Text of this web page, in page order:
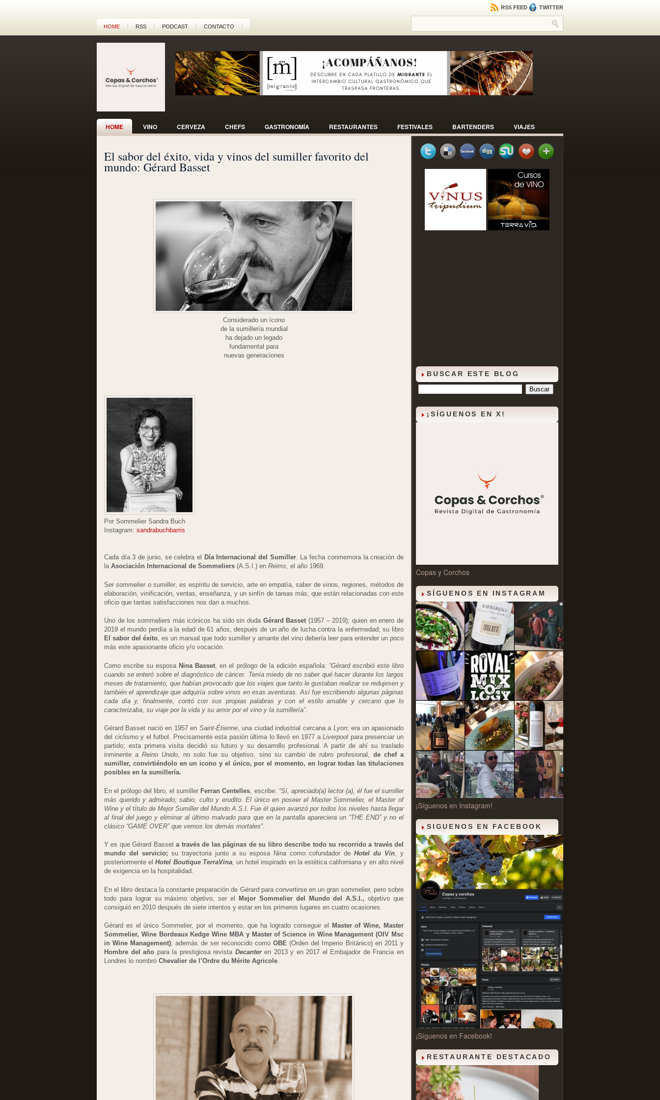
HOME RSS PODCAST CONTACTO
RSS FEED TWITTER
HOME VINO CERVEZA CHEFS GASTRONOMÍA RESTAURANTES FESTIVALES BARTENDERS VIAJES
El sabor del éxito, vida y vinos del sumiller favorito del
mundo: Gérard Basset
Considerado un ícono
de la sumillería mundial
ha dejado un legado
fundamental para
nuevas generaciones
Por Sommelier Sandra Buch
Instagram: sandrabuchbarris
Cada día 3 de junio, se celebra el Día Internacional del Sumiller. La fecha conmemora la creación de
la Asociación Internacional de Sommeliers (A.S.I.) en Reims, el año 1969.
Sersommeliero sumiller, es espíritu de servicio, arte en empatía, saber de vinos, regiones, métodos de
elaboración, vinificación, ventas, enseñanza, y un sinfín de tareas más, que están relacionadas con este
oficio que tantas satisfacciones nos dan a muchos.
Uno de los sommeliers más icónicos ha sido sin duda Gérard Basset (1957 – 2019); quien en enero de
2019 el mundo perdía a la edad de 61 años, después de un año de lucha contra la enfermedad; su libro
El sabor del éxito, es un manual que todo sumiller y amante del vino debería leer para entender un poco
más este apasionante oficio y/o vocación.
Como escribe su esposa Nina Basset , en el prólogo de la edición española: “Gérard escribió este libro
cuando se enteró sobre el diagnóstico de cáncer. Tenía miedo de no saber qué hacer durante los largos
meses de tratamiento, que habían provocado que los viajes que tanto le gustaban realizar se redujesen y
también el aprendizaje que adquiría sobre vinos en esas aventuras. Así fue escribiendo algunas páginas
cada día y, finalmente, contó con sus propias palabras y con el estilo amable y cercano que lo
caracterizaba, su viaje por la vida y su amor por el vino y la sumillería”.
Gérard Basset nació en 1957 en Saint-Étienne, una ciudad industrial cercana a Lyon; era un apasionado
del ciclismo y el futbol. Precisamente esta pasión última lo llevó en 1977 aLiverpool para presenciar un
partido; esta primera visita decidió su futuro y su desarrollo profesional. A partir de ahí su traslado
inminente aReino Unido, no solo fue su objetivo, sino su cambio de rubro profesional, de chef a
sumiller, convirtiéndolo en un icono y el único, por el momento, en lograr todas las titulaciones
posibles en la sumillería.
En el prólogo del libro, el sumiller Ferran Centelles , escribe: “Sí, apreciado(a) lector (a), él fue el sumiller
más querido y admirado; sabio, culto y erudito. El único en poseer el Master Sommelier, el Master of
Wine y el título de Mejor Sumiller del Mundo A.S.I. Fue él quien avanzó por todos los niveles hasta llegar
al final del juego y eliminar al último malvado para que en la pantalla apareciera un “THE END” y no el
clásico “GAME OVER” que vemos los demás mortales”.
Y es que Gérard Basseta través de las páginas de su libro describe todo su recorrido a través del
mundo del servicio; su trayectoria junto a su esposa Nina como cofundador de Hotel du Vin, y
posteriormente elHotel Boutique TerraVina, un hotel inspirado en la estética californiana y en alto nivel
de exigencia en la hospitalidad.
En el libro destaca la constante preparación de Gérard para convertirse en un gran sommelier, pero sobre
todo para lograr su máximo objetivo, ser el Mejor Sommelier del Mundo del A.S.I., objetivo que
consiguió en 2010 después de siete intentos y estar en los primeros lugares en cuatro ocasiones.
Gérard es el único Sommelier, por el momento, que ha logrado conseguir el
Master of Wine, Master
Sommelier, Wine Bordeaux Kedge Wine MBA y Master of Science in Wine Management (OIV Msc
in Wine Management); además de ser reconocido comoOBE (Orden del Imperio Británico) en 2011 y
Hombre del año para la prestigiosa revista Decanteren 2013 y en 2017 el Embajador de Francia en
Londres lo nombró Chevalier de l’Ordre du Mérite Agricole.
BUSCAR ESTE BLOG
¡SÍGUENOS EN X!
Copas y Corchos
SÍGUENOS EN INSTAGRAM
¡Síguenos en Instagram!
SIGUENOS EN FACEBOOK
¡Síguenos en Facebook!
RESTAURANTE DESTACADO